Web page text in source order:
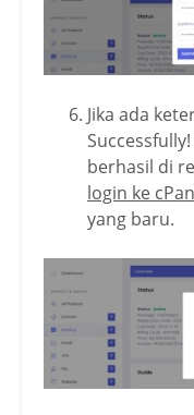
Jika ada
berhasil di
login ke
yang baru.